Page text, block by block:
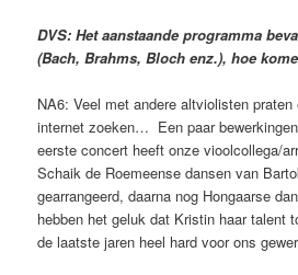
DVS: Het aanstaande programma
(Bach, Brahms, Bloch enz.), hoe
NA6: Veel met andere altviolisten
internet zoeken… Een paar
eerste concert heeft onze vioolcollega/
Schaik de Roemeense dansen van
gearrangeerd, daarna nog Hongaarse
hebben het geluk dat Kristin haar talent
de laatste jaren heel hard voor ons